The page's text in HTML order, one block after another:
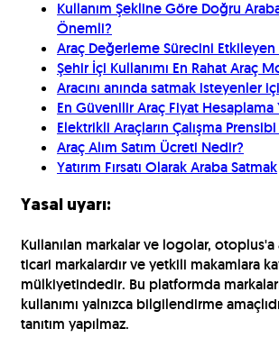
Kullanım Şekline Göre Doğru
Önemli?
Araç Değerleme Sürecini
Şehir İçi Kullanımı En Rahat Araç
Aracını anında satmak isteyenler
En Güvenilir Araç Fiyat
Elektrikli Araçların Çalışma
Araç Alım Satım Ücreti Nedir?
Yatırım Fırsatı Olarak Araba Satmak
Yasal uyarı:
Kullanılan markalar ve logolar,
ticari markalardır ve yetkili makamlara
mülkiyetindedir. Bu platformda
kullanımı yalnızca bilgilendirme
tanıtım yapılmaz.